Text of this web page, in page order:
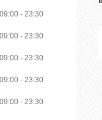
09:00 23:30
09:00 23:30
09:00 23:30
09:00 23:30
09:00 23:30